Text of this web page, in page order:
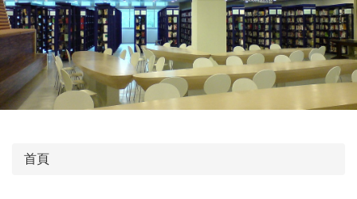
區
首頁